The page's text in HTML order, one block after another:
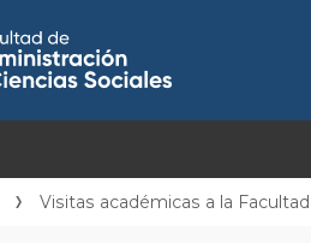
Visitas académicas a la